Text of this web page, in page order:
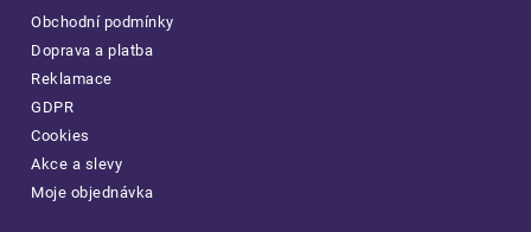
Obchodní podmínky
Doprava a platba
Reklamace
GDPR
Cookies
Akce a slevy
Moje objednávka